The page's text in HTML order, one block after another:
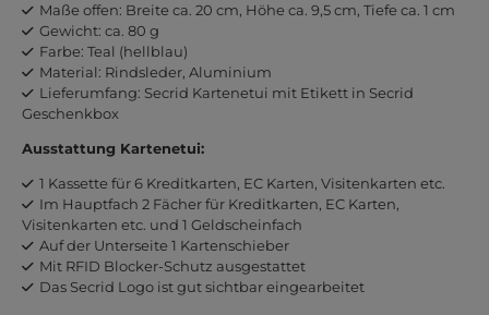
Maße offen: Breite ca. 20 cm, Höhe ca. 9,5 cm, Tiefe ca. 1 cm
Gewicht: ca. 80 g
Farbe: Teal (hellblau)
Material: Rindsleder, Aluminium
Lieferumfang: Secrid Kartenetui mit Etikett in Secrid
Geschenkbox
Ausstattung Kartenetui:
1 Kassette für 6 Kreditkarten, EC Karten, Visitenkarten etc.
Im Hauptfach 2 Fächer für Kreditkarten, EC Karten,
Visitenkarten etc. und 1 Geldscheinfach
Auf der Unterseite 1 Kartenschieber
Mit RFID Blocker-Schutz ausgestattet
Das Secrid Logo ist gut sichtbar eingearbeitet